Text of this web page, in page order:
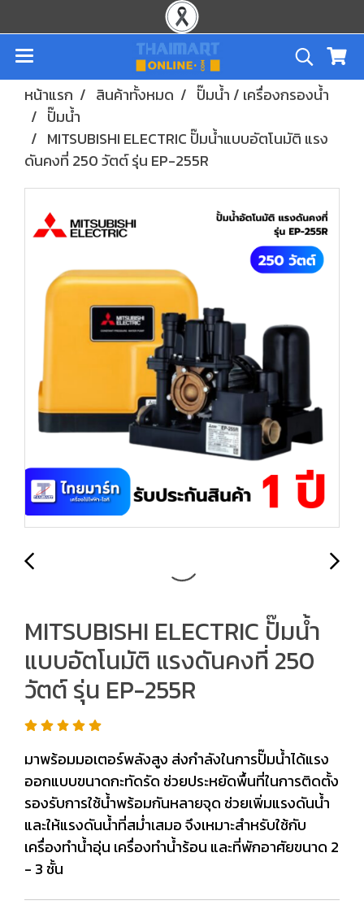
หน้าแรก สินค้าทั้งหมด
ปั๊มน้ำ / เครื่องกรองน้ำ
ปั๊มน้ำ
MITSUBISHI ELECTRIC ปั๊มน้ำแบบอัตโนมัติ แรง
ดันคงที่ 250 วัตต์ รุ่น EP-255R
MITSUBISHI ELECTRIC ปั๊มน้ำ
แบบอัตโนมัติ แรงดันคงที่ 250
วัตต์ รุ่น EP-255R
มาพร้อมมอเตอร์พลังสูง ส่งกำลังในการปั๊มน้ำได้แรง
ออกแบบขนาดกะทัดรัด ช่วยประหยัดพื้นที่ในการติดตั้ง
รองรับการใช้น้ำพร้อมกันหลายจุด ช่วยเพิ่มแรงดันน้ำ
และให้แรงดันน้ำที่สม่ำเสมอ จึงเหมาะสำหรับใช้กับ
เครื่องทำน้ำอุ่น เครื่องทำน้ำร้อน และที่พักอาศัยขนาด 2
- 3 ชั้น